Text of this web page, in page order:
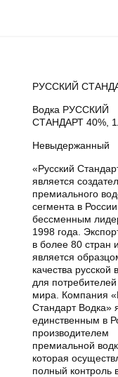
РУССКИЙ
Водка РУССКИЙ
СТАНДАРТ 40%,
Невыдержанный
«Русский
является
премиального
сегмента в
бессменным
1998 года.
в более 80 стран и
является
качества русской
для потребителей
мира. Компания
Стандарт Водка»
единственным в
производителем
премиальной
которая
полный контроль